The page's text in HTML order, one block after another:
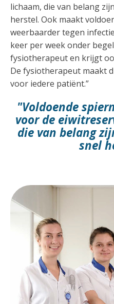
lichaam, die van belang
herstel. Ook maakt
weerbaarder tegen
keer per week onder
fysiotherapeut en krijgt
De fysiotherapeut maakt
voor iedere patiënt.”
"Voldoende
voor de
die van belang
snel